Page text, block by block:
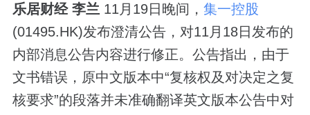
乐居财经 李兰 11月19日晚间， 集一控股
(01495.HK)发布澄清公告，对11月18日发布的
内部消息公告内容进行修正。公告指出，由于
文书错误，原中文版本中“复核权及对决定之复
核要求”的段落并未准确翻译英文版本公告中对